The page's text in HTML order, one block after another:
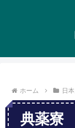
ホーム 日
典薬寮